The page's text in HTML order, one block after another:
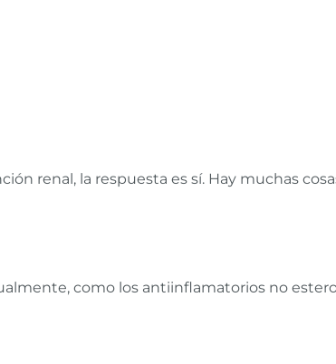
renal, la respuesta es sí. Hay muchas
como los antiinflamatorios no